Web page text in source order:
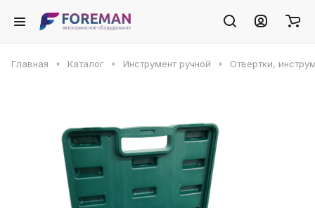
Главная Каталог Инструмент ручной Отвертки,